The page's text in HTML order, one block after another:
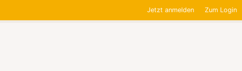
Jetzt anmelden Zum Login